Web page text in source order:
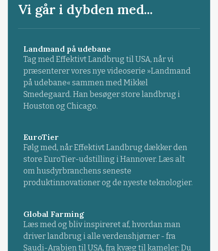
Vi går i dybden med...
Landmand på udebane
Tag med Effektivt Landbrug til USA, når vi
præsenterer vores nye videoserie »Landmand
på udebane« sammen med Mikkel
Smedegaard. Han besøger store landbrug i
Houston og Chicago.
EuroTier
Følg med, når Effektivt Landbrug dækker den
store EuroTier-udstilling i Hannover. Læs alt
om husdyrbranchens seneste
produktinnovationer og de nyeste teknologier.
Global Farming
Læs med og bliv inspireret af, hvordan man
driver landbrug i alle verdenshjørner - fra
Saudi-Arabien til USA, fra kvæg til kameler: Du